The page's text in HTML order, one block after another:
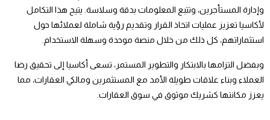
وإدارة المستأجرين، وتتبع المعلومات بدقة وسلاسة. يتيح هذا التكامل
لأكاسيا تعزيز عمليات اتخاذ القرار وتقديم رؤية شاملة لعملائها حول
استثماراتهم، كل ذلك من خلال منصة موحدة وسهلة الاستخدام.
وبفضل التزامها بالابتكار والتطوير المستمر، تسعى أكاسيا إلى تحقيق رضا
العملاء وبناء علاقات طويلة الأمد مع المستثمرين ومالكي العقارات، مما
يعزز مكانتها كشريك موثوق في سوق العقارات.